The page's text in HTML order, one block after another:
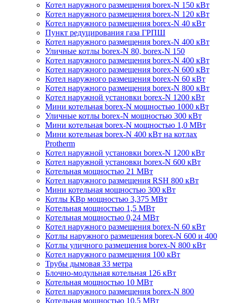
Котел наружного размещения borex-N 150 кВт
Котел наружного размещения borex-N 120 кВт
Котел наружного размещения borex-N 40 кВт
Пункт редуцирования газа ГРПШ
Котел наружного размещения borex-N 400 кВт
Уличные котлы borex-N 80, borex-N 150
Котел наружного размещения borex-N 400 кВт
Котел наружного размещения borex-N 600 кВт
Котел наружного размещения borex-N 60 кВт
Котел наружного размещения borex-N 800 кВт
Котел наружной установки borex-N 1200 кВт
Мини котельная borex-N мощностью 1000 кВт
Уличные котлы borex-N мощностью 300 кВт
Мини котельная borex-N мощностью 1,0 МВт
Мини котельная borex-N 400 кВт на котлах
Protherm
Котел наружной установки borex-N 1200 кВт
Котел наружной установки borex-N 600 кВт
Котельная мощностью 21 МВт
Котел наружного размещения RSH 800 кВт
Мини котельная мощностью 300 кВт
Котлы КВр мощностью 3,375 МВт
Котельная мощностью 1,5 МВт
Котельная мощностью 0,24 МВт
Котел наружного размещения borex-N 60 кВт
Котлы наружного размещения borex-N 600 и 400
Котлы уличного размещения borex-N 800 кВт
Котел наружного размещения 100 кВт
Трубы дымовая 33 метра
Блочно-модульная котельная 126 кВт
Котельная мощностью 10 МВт
Котел наружного размещения borex-N 800
Котельная мощностью 10,5 МВт